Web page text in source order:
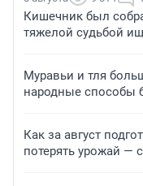
Кишечник был
тяжелой судьбой
Муравьи и тля
народные способы
Как за август
потерять урожай —